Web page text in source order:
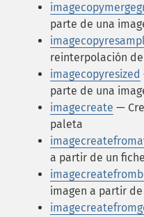
parte de una
reinterpolación
imagecopyresized
parte de una
imagecreate —
paleta
a partir de un
imagen a partir